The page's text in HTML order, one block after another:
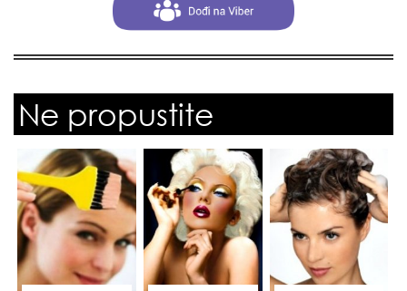
Ne propustite